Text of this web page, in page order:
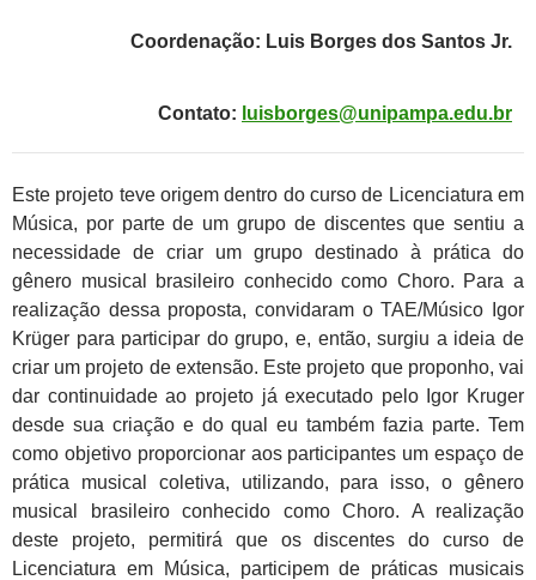
Coordenação: Luis Borges dos Santos Jr.
Contato: luisborges@unipampa.edu.br
Este projeto teve origem dentro do curso de Licenciatura em
Música, por parte de um grupo de discentes que sentiu a
necessidade de criar um grupo destinado à prática do
gênero musical brasileiro conhecido como Choro. Para a
realização dessa proposta, convidaram o TAE/Músico Igor
Krüger para participar do grupo, e, então, surgiu a ideia de
criar um projeto de extensão. Este projeto que proponho, vai
dar continuidade ao projeto já executado pelo Igor Kruger
desde sua criação e do qual eu também fazia parte. Tem
como objetivo proporcionar aos participantes um espaço de
prática musical coletiva, utilizando, para isso, o gênero
musical brasileiro conhecido como Choro. A realização
deste projeto, permitirá que os discentes do curso de
Licenciatura em Música, participem de práticas musicais